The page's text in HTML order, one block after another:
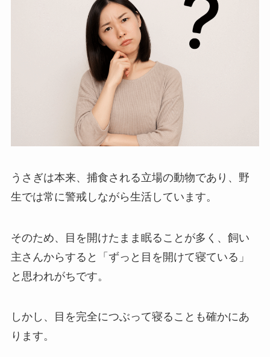
うさぎは本来、捕食される立場の動物であり、野
生では常に警戒しながら生活しています。
そのため、目を開けたまま眠ることが多く、飼い
主さんからすると「ずっと目を開けて寝ている」
と思われがちです。
しかし、目を完全につぶって寝ることも確かにあ
ります。